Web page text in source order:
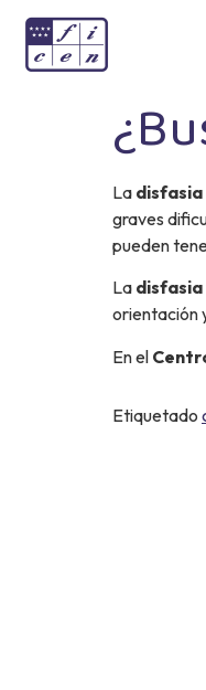
La disfasia
graves
pueden
La disfasia
orientación
En el
Etiquetado